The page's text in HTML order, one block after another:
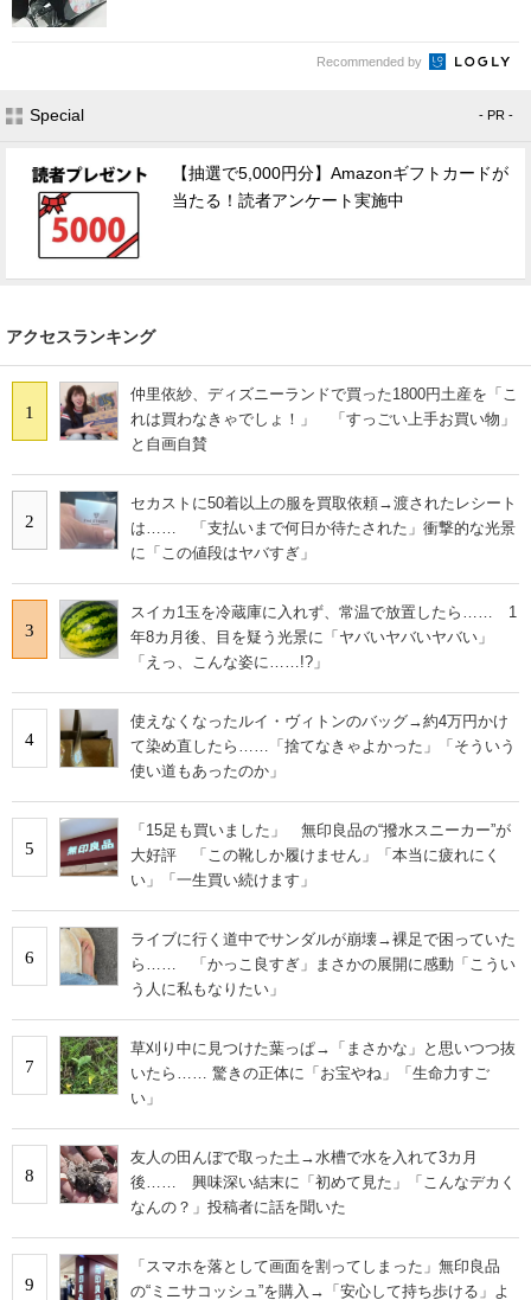
Recommended by
Special - PR -
【抽選で5,000円分】Amazonギフトカードが
当たる！読者アンケート実施中
アクセスランキング
1
仲里依紗、ディズニーランドで買った1800円土産を「こ
れは買わなきゃでしょ！」 「すっごい上手お買い物」
と自画自賛
2
セカストに50着以上の服を買取依頼→渡されたレシート
は…… 「支払いまで何日か待たされた」衝撃的な光景
に「この値段はヤバすぎ」
3
スイカ1玉を冷蔵庫に入れず、常温で放置したら…… 1
年8カ月後、目を疑う光景に「ヤバいヤバいヤバい」
「えっ、こんな姿に……!?」
4
使えなくなったルイ・ヴィトンのバッグ→約4万円かけ
て染め直したら……「捨てなきゃよかった」「そういう
使い道もあったのか」
5
「15足も買いました」 無印良品の“撥水スニーカー”が
大好評 「この靴しか履けません」「本当に疲れにく
い」「一生買い続けます」
6
ライブに行く道中でサンダルが崩壊→裸足で困っていた
ら…… 「かっこ良すぎ」まさかの展開に感動「こうい
う人に私もなりたい」
7
草刈り中に見つけた葉っぱ→「まさかな」と思いつつ抜
いたら…… 驚きの正体に「お宝やね」「生命力すご
い」
8
友人の田んぼで取った土→水槽で水を入れて3カ月
後…… 興味深い結末に「初めて見た」「こんなデカく
なんの？」投稿者に話を聞いた
9
「スマホを落として画面を割ってしまった」無印良品
の“ミニサコッシュ”を購入→「安心して持ち歩ける」よ